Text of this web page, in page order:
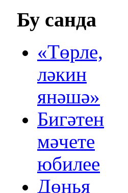
Бу санда
«Төрле,
ләкин
янәшә»
Бигәтен
мәчете
юбилее
Дөнья